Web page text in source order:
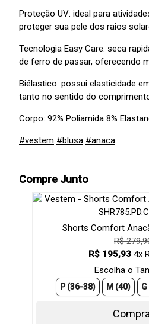
Proteção UV: ideal para
proteger sua pele dos raios
Tecnologia Easy Care: seca
de ferro de passar, oferecendo
Biélastico: possui elasticidade
tanto no sentido do
Corpo: 92% Poliamida 8%
#vestem #blusa #anaca
Compre Junto
Shorts Comfort
R$
R$ 195,93 4x
Escolha o
P (36-38) M (40)